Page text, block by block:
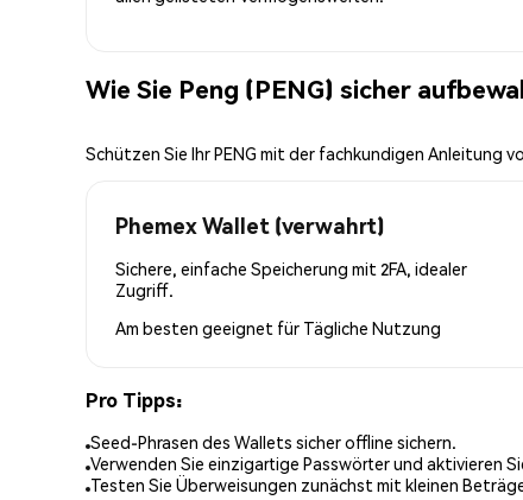
Wie Sie Peng (PENG) sicher
Schützen Sie Ihr PENG mit der fachkundigen Anleitung
Phemex Wallet (verwahrt)
Sichere, einfache Speicherung mit 2FA, idealer
Zugriff.
Am besten geeignet für Tägliche Nutzung
Pro Tipps:
Seed-Phrasen des Wallets sicher offline sichern.
Verwenden Sie einzigartige Passwörter und aktivieren
Testen Sie Überweisungen zunächst mit kleinen